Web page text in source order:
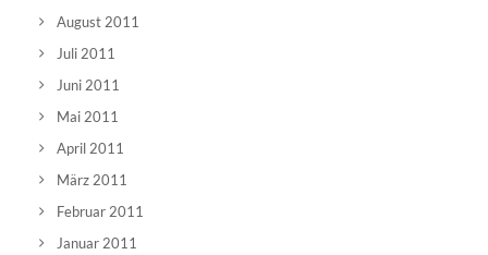
August 2011
Juli 2011
Juni 2011
Mai 2011
April 2011
März 2011
Februar 2011
Januar 2011